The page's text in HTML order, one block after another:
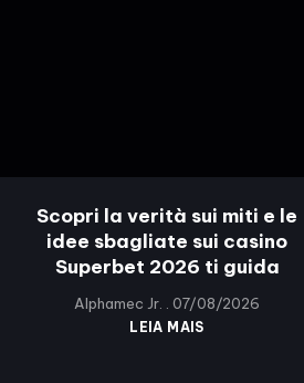
Scopri la verità sui miti e le
idee sbagliate sui casino
Superbet 2026 ti guida
Alphamec Jr. 07/08/2026
LEIA MAIS